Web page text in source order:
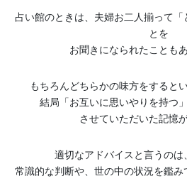
占い館のときは、夫婦お二人揃って「
とを
お聞きになられたことも
もちろんどちらかの味方をすると
結局「お互いに思いやりを持つ
させていただいた記憶
適切なアドバイスと言うのは
常識的な判断や、世の中の状況を鑑